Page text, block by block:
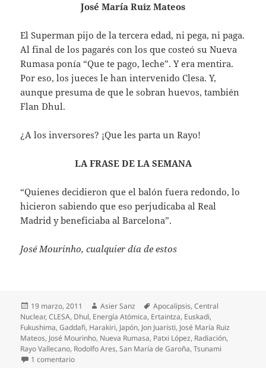
José María Ruiz Mateos
El Superman pijo de la tercera edad, ni pega, ni paga.
Al final de los pagarés con los que costeó su Nueva
Rumasa ponía “Que te pago, leche”. Y era mentira.
Por eso, los jueces le han intervenido Clesa. Y,
aunque presuma de que le sobran huevos, también
Flan Dhul.
¿A los inversores? ¡Que les parta un Rayo!
LA FRASE DE LA SEMANA
“Quienes decidieron que el balón fuera redondo, lo
hicieron sabiendo que eso perjudicaba al Real
Madrid y beneficiaba al Barcelona”.
José Mourinho, cualquier día de estos
Publicado
el
19 marzo, 2011 Autor
Asier Sanz Etiquetas
Apocalipsis,Central
Nuclear,CLESA, Dhul, Energía Atómica, Ertaintza, Euskadi,
Fukushima,Gaddafi, Harakiri, Japón, Jon Juaristi, José María Ruiz
Mateos, José Mourinho, Nueva Rumasa, Patxi López, Radiación,
Rayo Vallecano, Rodolfo Ares,San María de Garoña,Tsunami
1 comentarioen Harakiri nuclear